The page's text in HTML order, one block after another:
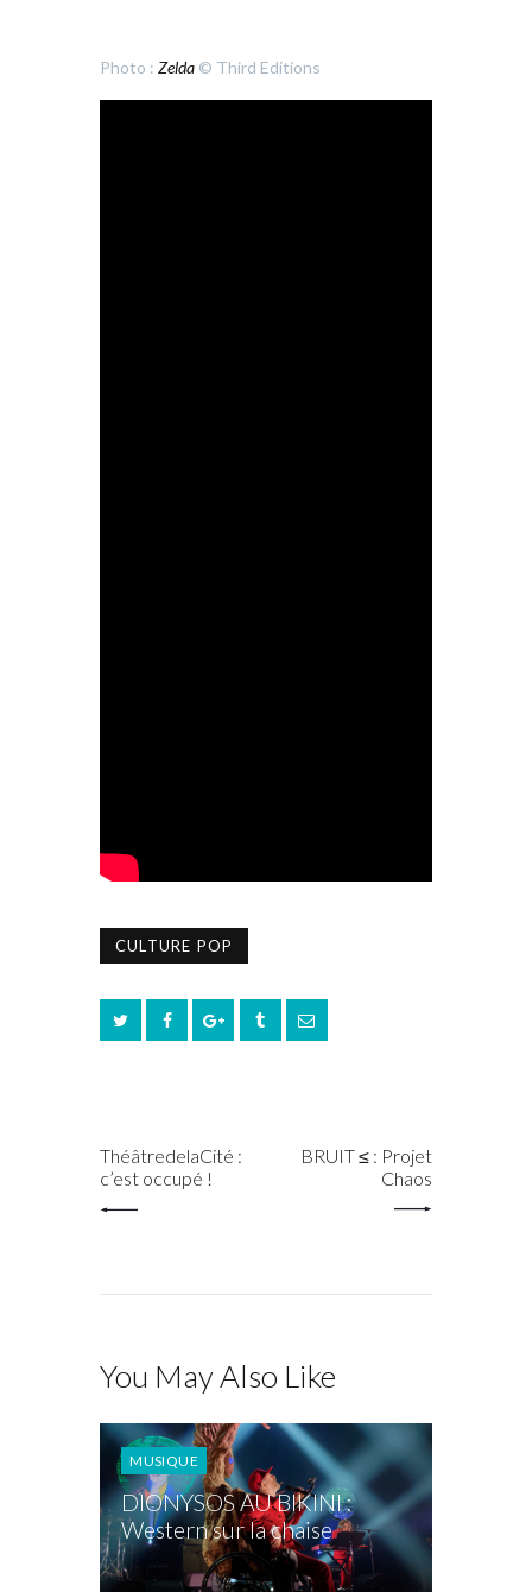
Photo : Zelda © Third Editions
CULTURE POP
ThéâtredelaCité :
c’est occupé !
BRUIT ≤ : Projet
Chaos
You May Also Like
MUSIQUE
DIONYSOS AU BIKINI :
Western sur la chaise